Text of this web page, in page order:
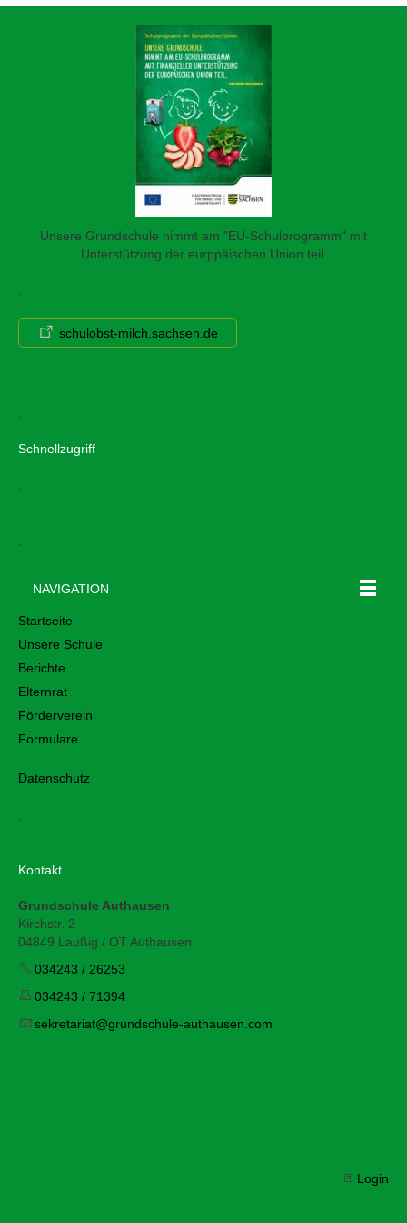
Unsere Grundschule nimmt am "EU-Schulprogramm" mit
Unterstützung der eurppäischen Union teil.
schulobst-milch.sachsen.de
Schnellzugriff
NAVIGATION
Startseite
Unsere Schule
Berichte
Elternrat
Förderverein
Formulare
Datenschutz
Kontakt
Grundschule Authausen
Kirchstr. 2
04849 Laußig / OT Authausen
034243 / 26253
034243 / 71394
s kr t r t gr ndsch l - th s n c m
Login